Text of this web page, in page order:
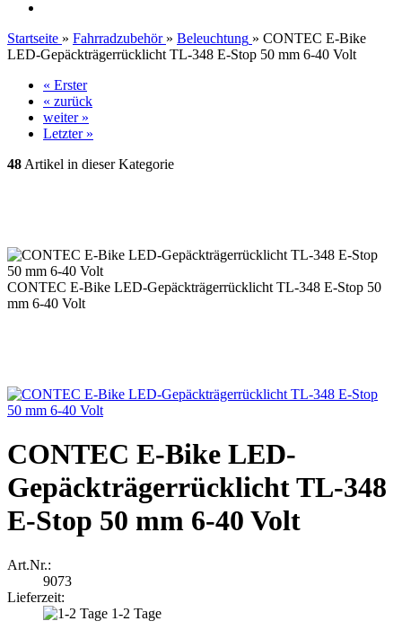
Startseite » Fahrradzubehör » Beleuchtung » CONTEC E-Bike
LED-Gepäckträgerrücklicht TL-348 E-Stop 50 mm 6-40 Volt
« Erster
« zurück
weiter »
Letzter »
48 Artikel in dieser Kategorie
CONTEC E-Bike LED-Gepäckträgerrücklicht TL-348 E-Stop 50
mm 6-40 Volt
CONTEC E-Bike LED-
Gepäckträgerrücklicht TL-348
E-Stop 50 mm 6-40 Volt
Art.Nr.:
9073
Lieferzeit:
1-2 Tage